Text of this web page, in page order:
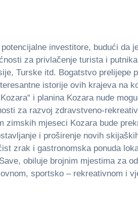
investitore, budući
za privlačenje turista i
Turske itd. Bogatstvo prelijepe
istorije ovih krajeva na
i planina Kozara nude
za razvoj zdravstveno-
mjeseci Kozara bude
i proširenje novih
zrak i gastronomska ponuda
obiluje brojnim mjestima za
sportsko – rekreativnom i